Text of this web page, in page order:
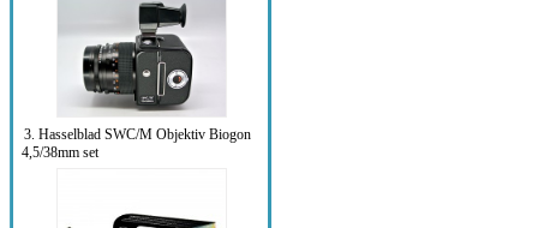
3. Hasselblad SWC/M Objektiv Biogon
4,5/38mm set